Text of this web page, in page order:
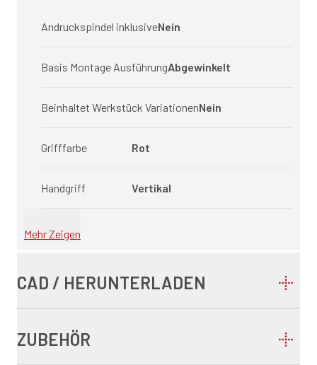
Andruckspindel inklusiveNein
Basis Montage AusführungAbgewinkelt
Beinhaltet Werkstück VariationenNein
Grifffarbe Rot
Handgriff Vertikal
Mehr Zeigen
CAD / HERUNTERLADEN
ZUBEHÖR